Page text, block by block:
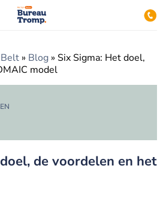
Belt » Blog » Six Sigma: Het doel,
model
de voordelen en het